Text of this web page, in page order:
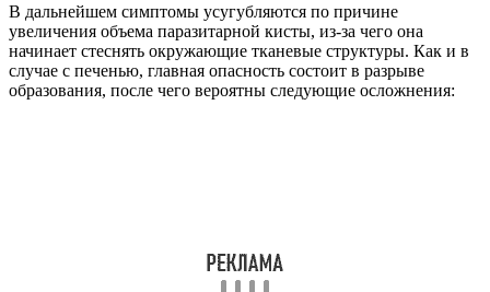
В дальнейшем симптомы усугубляются по причине
увеличения объема паразитарной кисты, из-за чего она
начинает стеснять окружающие тканевые структуры. Как и в
случае с печенью, главная опасность состоит в разрыве
образования, после чего вероятны следующие осложнения: